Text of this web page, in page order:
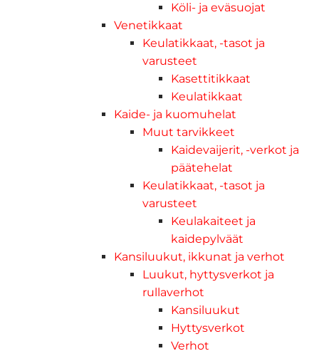
Köli- ja eväsuojat
Venetikkaat
Keulatikkaat, -tasot ja
varusteet
Kasettitikkaat
Keulatikkaat
Kaide- ja kuomuhelat
Muut tarvikkeet
Kaidevaijerit, -verkot ja
päätehelat
Keulatikkaat, -tasot ja
varusteet
Keulakaiteet ja
kaidepylväät
Kansiluukut, ikkunat ja verhot
Luukut, hyttysverkot ja
rullaverhot
Kansiluukut
Hyttysverkot
Verhot